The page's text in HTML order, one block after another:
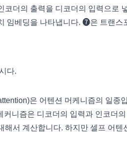
더의 출력을 디코더의 입력으로
임베딩을 나타냅니다. ➐은 트랜스
다.
은 어텐션 머케니즘의 일종
니즘은 디코더의 입력과 인코더
해서 계산합니다. 하지만 셀프 어